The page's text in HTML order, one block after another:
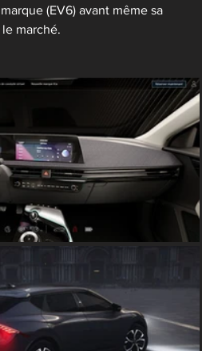
(EV6) avant même sa
marché.